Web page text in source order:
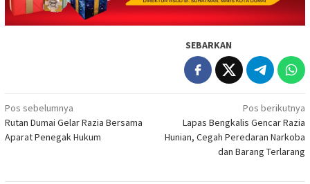
SEBARKAN
Navigasi
pos
Pos sebelumnya
Rutan Dumai Gelar Razia Bersama
Aparat Penegak Hukum
Pos berikutnya
Lapas Bengkalis Gencar Razia
Hunian, Cegah Peredaran Narkoba
dan Barang Terlarang